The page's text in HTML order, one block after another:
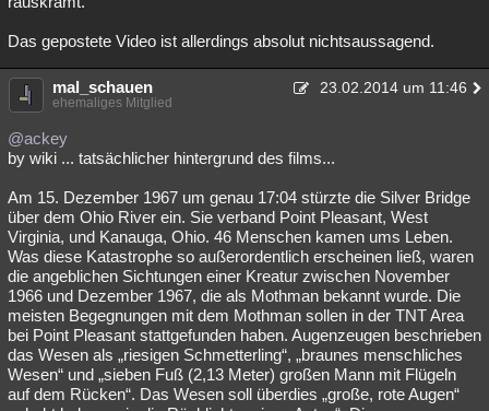
Das gepostete Video ist allerdings absolut nichtsaussagend.
mal_schauen 23.02.2014 um 11:46
ehemaliges Mitglied
@ackey
by wiki ... tatsächlicher hintergrund des films...
Am 15. Dezember 1967 um genau 17:04 stürzte die Silver Bridge
über dem Ohio River ein. Sie verband Point Pleasant, West
Virginia, und Kanauga, Ohio. 46 Menschen kamen ums Leben.
Was diese Katastrophe so außerordentlich erscheinen ließ, waren
die angeblichen Sichtungen einer Kreatur zwischen November
1966 und Dezember 1967, die als Mothman bekannt wurde. Die
meisten Begegnungen mit dem Mothman sollen in der TNT Area
bei Point Pleasant stattgefunden haben. Augenzeugen beschrieben
das Wesen als „riesigen Schmetterling“, „braunes menschliches
Wesen“ und „sieben Fuß (2,13 Meter) großen Mann mit Flügeln
auf dem Rücken“. Das Wesen soll überdies „große, rote Augen“